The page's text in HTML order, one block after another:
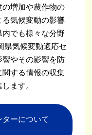
増加や農作物の
気候変動の影響
でも様々な分野
県気候変動適応セ
やその影響を防
する情報の収集
ます。
ーについて